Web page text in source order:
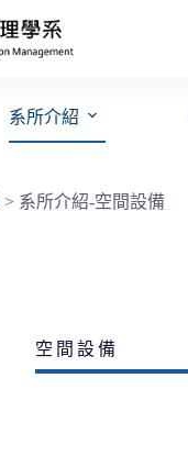
系所介紹
> 系所介紹-空間設備
空間設備